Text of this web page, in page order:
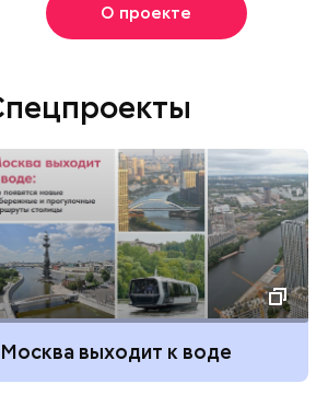
О проекте
Москва выходит к воде